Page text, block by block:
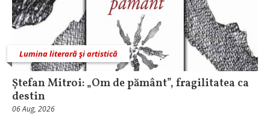
Lumina literară şi artistică
Ștefan Mitroi: „Om de pământ”, fragilitatea ca
destin
06 Aug, 2026